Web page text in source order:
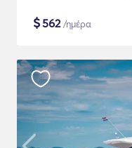
$562/ημέρα